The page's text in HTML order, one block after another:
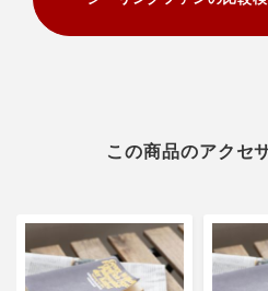
この商品のアクセ